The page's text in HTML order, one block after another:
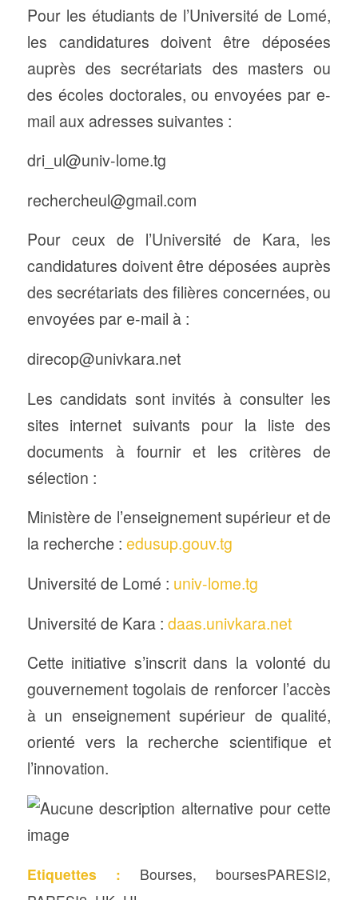
Pour les étudiants de l’Université de Lomé,
les candidatures doivent être déposées
auprès des secrétariats des masters ou
des écoles doctorales, ou envoyées par e-
mail aux adresses suivantes :
dri_ul@univ-lome.tg
rechercheul@gmail.com
Pour ceux de l’Université de Kara, les
candidatures doivent être déposées auprès
des secrétariats des filières concernées, ou
envoyées par e-mail à :
direcop@univkara.net
Les candidats sont invités à consulter les
sites internet suivants pour la liste des
documents à fournir et les critères de
sélection :
Ministère de l’enseignement supérieur et de
la recherche : edusup.gouv.tg
Université de Lomé : univ-lome.tg
Université de Kara : daas.univkara.net
Cette initiative s’inscrit dans la volonté du
gouvernement togolais de renforcer l’accès
à un enseignement supérieur de qualité,
orienté vers la recherche scientifique et
l’innovation.
Etiquettes : Bourses, boursesPARESI2,